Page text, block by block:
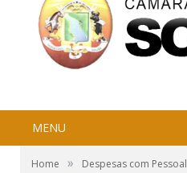
MENU
Home » Despesas com Pessoal